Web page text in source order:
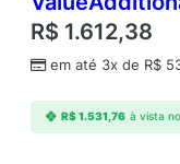
R$ 1.612,38
em até 3x de R$
R$1.531,76 à vista